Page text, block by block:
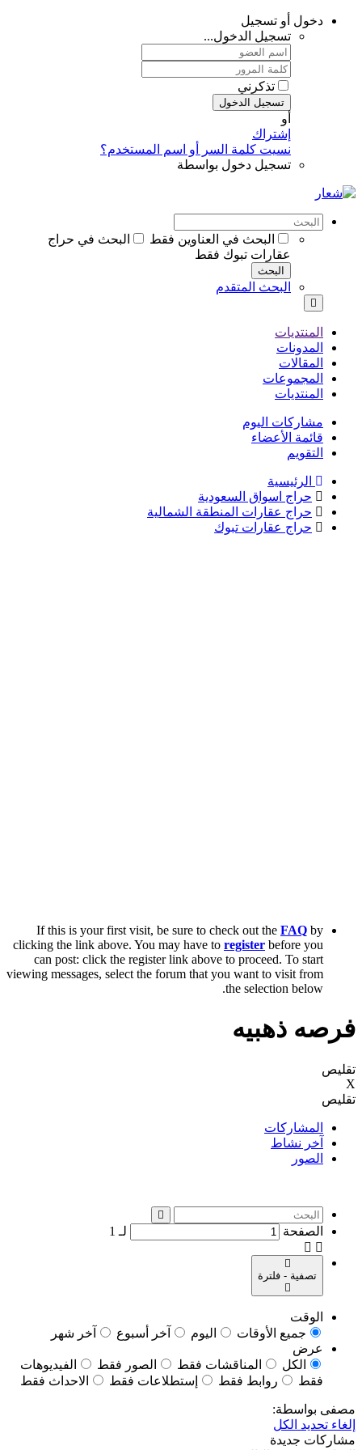
دخول أو تسجيل
تسجيل الدخول...
تذكرني
تسجيل الدخول
أو
إشتراك
نسيت كلمة السر أو اسم المستخدم؟
تسجيل دخول بواسطة
البحث في العناوين فقط
البحث في حراج
عقارات تبوك فقط
البحث
البحث المتقدم
المنتديات
المدونات
المقالات
المجموعات
المنتديات
مشاركات اليوم
قائمة الأعضاء
التقويم
الرئيسية
حراج اسواق السعودية
حراج عقارات المنطقة الشمالية
حراج عقارات تبوك
If this is your first visit, be sure to check out the FAQ by
clicking the link above. You may have to register before you
can post: click the register link above to proceed. To start
viewing messages, select the forum that you want to visit from
the selection below.
فرصه ذهبيه
تقليص
X
تقليص
المشاركات
آخر نشاط
الصور
الصفحة لـ 1
تصفية - فلترة
الوقت
جميع الأوقات
اليوم آخر أسبوع
آخر شهر
عرض
الكل
المناقشات فقط الصور فقط
الفيديوهات
فقط
روابط فقط إستطلاعات فقط الاحداث فقط
مصفى بواسطة:
إلغاء تحديد الكل
مشاركات جديدة